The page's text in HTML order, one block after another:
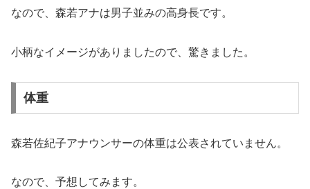
なので、森若アナは男子並みの高身長です。
小柄なイメージがありましたので、驚きました。
体重
森若佐紀子アナウンサーの体重は公表されていません。
なので、予想してみます。